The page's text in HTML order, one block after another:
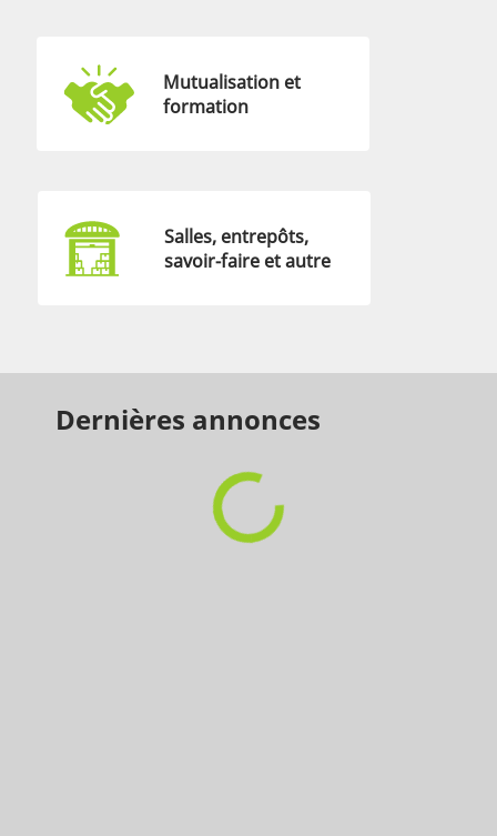
Mutualisation et
formation
Salles, entrepôts,
savoir-faire et autre
Dernières annonces